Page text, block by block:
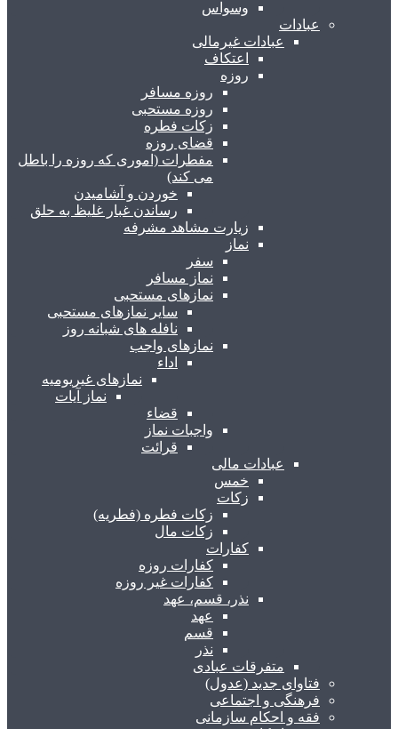
وسواس
عبادات
عبادات غیرمالی
اعتکاف
روزه
روزه مسافر
روزه مستحبی
زکات فطره
قضای روزه
مفطرات (اموری که روزه را باطل
می کند)
خوردن و آشامیدن
رساندن غبار غلیظ به حلق
زیارت مشاهد مشرفه
نماز
سفر
نماز مسافر
نمازهای مستحبی
سایر نمازهای مستحبی
نافله های شبانه روز
نمازهای واجب
اداء
نمازهای غیریومیه
نماز آیات
قضاء
واجبات نماز
قرائت
عبادات مالی
خمس
زکات
زکات فطره (فطریه)
زکات مال
کفارات
کفارات روزه
کفارات غیر روزه
نذر، قسم، عهد
عهد
قسم
نذر
متفرقات عبادی
فتاوای جدید (عدول)
فرهنگی و اجتماعی
فقه و احکام سازمانی